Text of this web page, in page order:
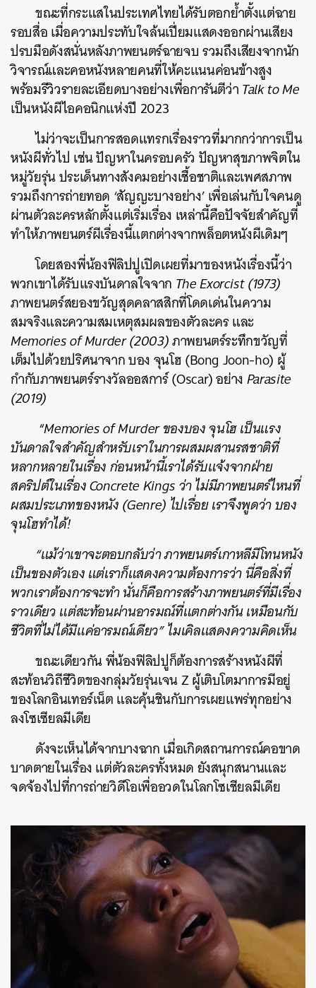
ขณะที่กระแสในประเทศไทยได้รับตอกย้ำตั้งแต่ฉาย
รอบสื่อ เมื่อความประทับใจล้นเปี่ยมแสดงออกผ่านเสียง
ปรบมือดังสนั่นหลังภาพยนตร์ฉายจบ รวมถึงเสียงจากนัก
วิจารณ์และคอหนังหลายคนที่ให้คะแนนค่อนข้างสูง
พร้อมรีวิวรายละเอียดบางอย่างเพื่อการันตีว่าTalk to Me
เป็นหนังผีไอคอนิกแห่งปี 2023
ไม่ว่าจะเป็นการสอดแทรกเรื่องราวที่มากกว่าการเป็น
หนังผีทั่วไป เช่น ปัญหาในครอบครัว ปัญหาสุขภาพจิตใน
หมู่วัยรุ่น ประเด็นทางสังคมอย่างเชื้อชาติและเพศสภาพ
รวมถึงการถ่ายทอด ‘สัญญะบางอย่าง’ เพื่อเล่นกับใจคนดู
ผ่านตัวละครหลักตั้งแต่เริ่มเรื่อง เหล่านี้คือปัจจัยสำคัญที่
ทำให้ภาพยนตร์ผีเรื่องนี้แตกต่างจากพล็อตหนังผีเดิมๆ
โดยสองพี่น้องฟิลิปปูเปิดเผยที่มาของหนังเรื่องนี้ว่า
พวกเขาได้รับแรงบันดาลใจจาก The Exorcist (1973)
ภาพยนตร์สยองขวัญสุดคลาสสิกที่โดดเด่นในความ
สมจริงและความสมเหตุสมผลของตัวละคร และ
Memories of Murder (2003)ภาพยนตร์ระทึกขวัญที่
เต็มไปด้วยปริศนาจาก บอง จุนโฮ (Bong Joon-ho) ผู้
กำกับภาพยนตร์รางวัลออสการ์ (Oscar) อย่างParasite
(2019)
“Memories of Murder ของบอง จุนโฮ เป็นแรง
บันดาลใจสำคัญสำหรับเราในการผสมผสานรสชาติที่
หลากหลายในเรื่อง ก่อนหน้านี้เราได้รับแจ้งจากฝ่าย
สคริปต์ในเรื่อง Concrete Kings ว่า ไม่มีภาพยนตร์ไหนที่
ผสมประเภทของหนัง (Genre) ไปเรื่อย เราจึงพูดว่า บอง
จุนโฮทำได้!
“แม้ว่าเขาจะตอบกลับว่า ภาพยนตร์เกาหลีมีโทนหนัง
เป็นของตัวเอง แต่เราก็แสดงความต้องการว่า นี่คือสิ่งที่
พวกเราต้องการจะทำ นั่นก็คือการสร้างภาพยนตร์ที่มีเรื่อง
ราวเดียว แต่สะท้อนผ่านอารมณ์ที่แตกต่างกัน เหมือนกับ
ชีวิตที่ไม่ได้มีแค่อารมณ์เดียว” ไมเคิลแสดงความคิดเห็น
ขณะเดียวกัน พี่น้องฟิลิปปูก็ต้องการสร้างหนังผีที่
สะท้อนวิถีชีวิตของกลุ่มวัยรุ่นเจน Z ผู้เติบโตมาการมีอยู่
ของโลกอินเทอร์เน็ต​ และคุ้นชินกับการเผยแพร่ทุกอย่าง
ลงโซเซียลมีเดีย
ดังจะเห็นได้จากบางฉาก เมื่อเกิดสถานการณ์คอขาด
บาดตายในเรื่อง แต่ตัวละครทั้งหมด ยังสนุกสนานและ
จดจ้องไปที่การถ่ายวิดีโอเพื่ออวดในโลกโซเชียลมีเดีย